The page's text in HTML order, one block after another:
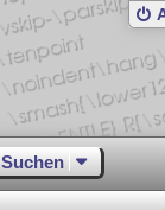
Suchen